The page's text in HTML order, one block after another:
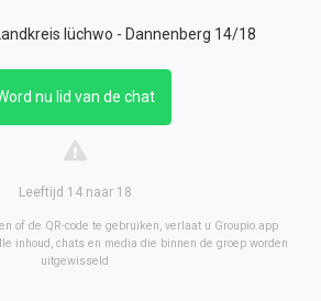
lüchwo - Dannenberg 14/18
nu lid van de chat
Leeftijd 14 naar 18
of de QR-code te gebruiken, verlaat u Groupio.app
inhoud, chats en media die binnen de groep worden
uitgewisseld